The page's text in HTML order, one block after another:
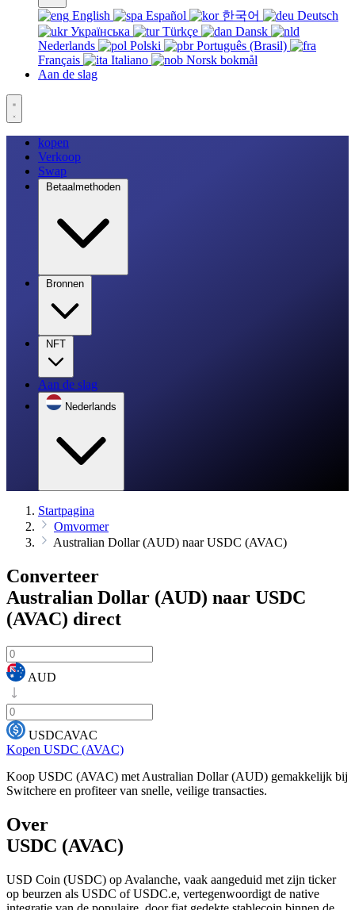
English Español 한국어
Deutsch
Українська
Türkçe
Dansk
Nederlands
Polski
Português (Brasil)
Français
Italiano
Norsk bokmål
Aan de slag
kopen
Verkoop
Swap
Betaalmethoden
Bronnen
NFT
Aan de slag
Nederlands
Startpagina
Omvormer
Australian Dollar (AUD) naar USDC (AVAC)
Converteer
Australian Dollar (AUD) naar USDC
(AVAC) direct
AUD
USDCAVAC
Kopen USDC (AVAC)
Koop USDC (AVAC) met Australian Dollar (AUD) gemakkelijk bij
Switchere en profiteer van snelle, veilige transacties.
Over
USDC (AVAC)
USD Coin (USDC) op Avalanche, vaak aangeduid met zijn ticker
op beurzen als USDC of USDC.e, vertegenwoordigt de native